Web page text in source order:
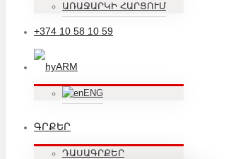
ԱՌԱՋԱՐԿԻ ՀԱՐՑՈՒՄ
+374 10 58 10 59
ARM
ENG
ԳՐՔԵՐ
ԴԱՍԱԳՐՔԵՐ